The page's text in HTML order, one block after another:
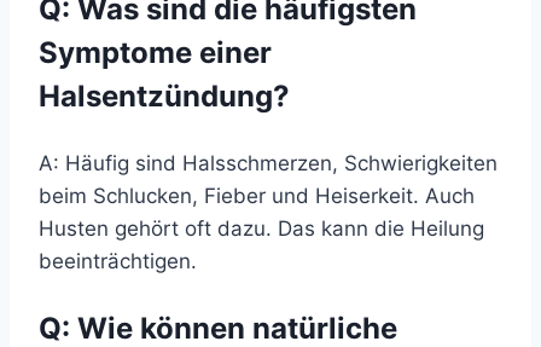
Q: Was sind die häufigsten
Symptome einer
Halsentzündung?
A: Häufig sind Halsschmerzen, Schwierigkeiten
beim Schlucken, Fieber und Heiserkeit. Auch
Husten gehört oft dazu. Das kann die Heilung
beeinträchtigen.
Q: Wie können natürliche